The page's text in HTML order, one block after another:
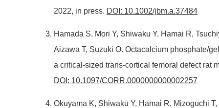
2022, in press. DOI: 10.1002/jbm.a.37484
Hamada S, Mori Y, Shiwaku Y, Hamai R,
Aizawa T, Suzuki O. Octacalcium phosphate/
a critical-sized trans-cortical femoral defect rat
DOI: 10.1097/CORR.0000000000002257
Okuyama K, Shiwaku Y, Hamai R, Mizoguchi